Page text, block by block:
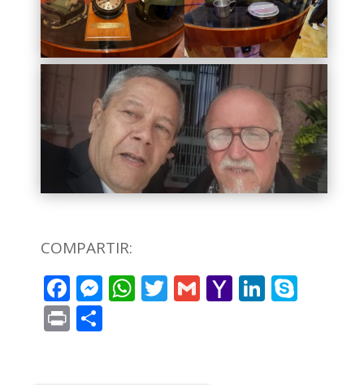
COMPARTIR:
Facebook
Messenger
WhatsApp
Twitter
GmailYahoo
PrintCompartir